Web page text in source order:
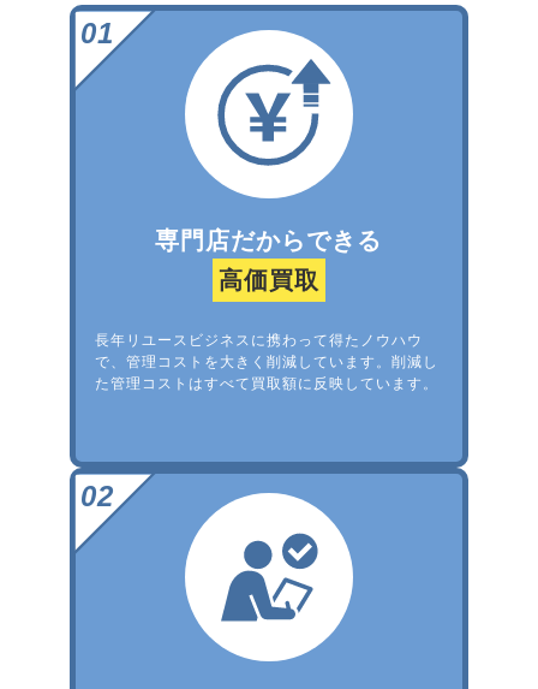
専門店だからできる
高価買取
長年リユースビジネスに携わって得たノウハウ
で、管理コストを大きく削減しています。削減し
た管理コストはすべて買取額に反映しています。